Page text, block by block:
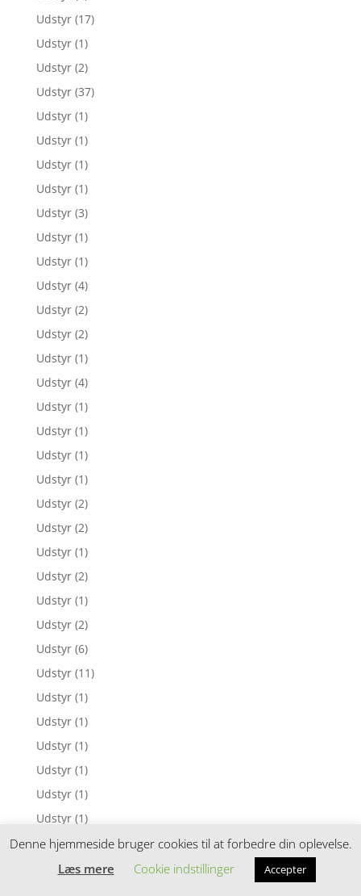
Udstyr (17)
Udstyr (1)
Udstyr (2)
Udstyr (37)
Udstyr (1)
Udstyr (1)
Udstyr (1)
Udstyr (1)
Udstyr (3)
Udstyr (1)
Udstyr (1)
Udstyr (4)
Udstyr (2)
Udstyr (2)
Udstyr (1)
Udstyr (4)
Udstyr (1)
Udstyr (1)
Udstyr (1)
Udstyr (1)
Udstyr (2)
Udstyr (2)
Udstyr (1)
Udstyr (2)
Udstyr (1)
Udstyr (2)
Udstyr (6)
Udstyr (11)
Udstyr (1)
Udstyr (1)
Udstyr (1)
Udstyr (1)
Udstyr (1)
Udstyr (1)
Udstyr (1)
Udstyr (5)
Denne hjemmeside bruger cookies til at forbedre din oplevelse.
Læs mere
Cookie indstillinger Accepter